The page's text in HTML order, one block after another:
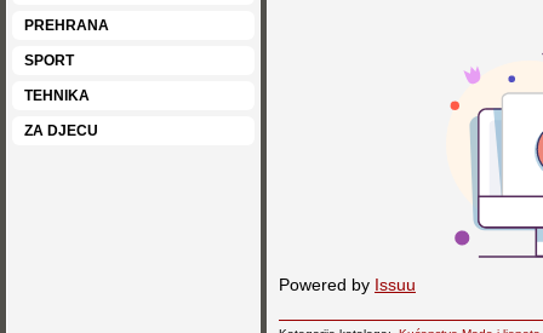
PREHRANA
SPORT
TEHNIKA
ZA DJECU
Powered by Issuu